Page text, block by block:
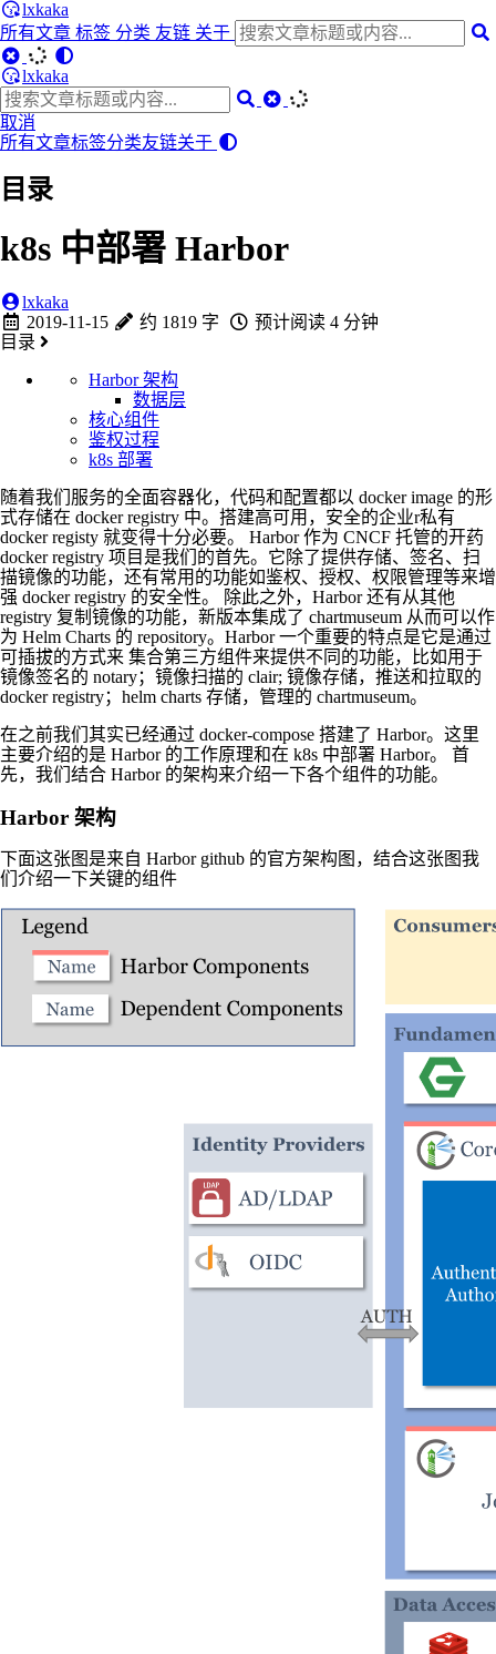
lxkaka
所有文章 标签 分类 友链 关于
lxkaka
取消
所有文章标签分类友链关于
目录
k8s 中部署 Harbor
lxkaka
2019-11-15
约 1819 字
预计阅读 4 分钟
目录
Harbor 架构
数据层
核心组件
鉴权过程
k8s 部署
随着我们服务的全面容器化，代码和配置都以 docker image 的形
式存储在 docker registry 中。搭建高可用，安全的企业r私有
docker registy 就变得十分必要。 Harbor 作为 CNCF 托管的开药
docker registry 项目是我们的首先。它除了提供存储、签名、扫
描镜像的功能，还有常用的功能如鉴权、授权、权限管理等来增
强 docker registry 的安全性。 除此之外，Harbor 还有从其他
registry 复制镜像的功能，新版本集成了 chartmuseum 从而可以作
为 Helm Charts 的 repository。Harbor 一个重要的特点是它是通过
可插拔的方式来 集合第三方组件来提供不同的功能，比如用于
镜像签名的 notary；镜像扫描的 clair; 镜像存储，推送和拉取的
docker registry；helm charts 存储，管理的 chartmuseum。
在之前我们其实已经通过 docker-compose 搭建了 Harbor。这里
主要介绍的是 Harbor 的工作原理和在 k8s 中部署 Harbor。 首
先，我们结合 Harbor 的架构来介绍一下各个组件的功能。
Harbor 架构
下面这张图是来自 Harbor github 的官方架构图，结合这张图我
们介绍一下关键的组件